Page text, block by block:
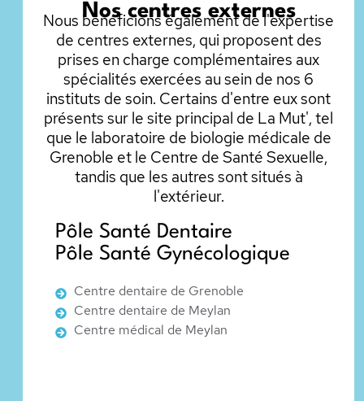
Nos centres externes
Nous bénéficions également de l'expertise
de centres externes, qui proposent des
prises en charge complémentaires aux
spécialités exercées au sein de nos 6
instituts de soin. Certains d'entre eux sont
présents sur le site principal de La Mut', tel
que le laboratoire de biologie médicale de
Grenoble et le Centre de Santé Sexuelle,
tandis que les autres sont situés à
l'extérieur.
Pôle Santé Dentaire
Pôle Santé Gynécologique
Centre dentaire de Grenoble
Centre dentaire de Meylan
Centre médical de Meylan